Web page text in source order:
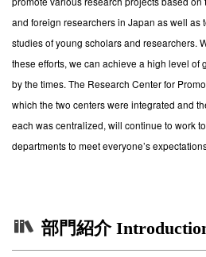
and foreign researchers in Japan as well as
studies of young scholars and researchers.
these efforts, we can achieve a high level of
by the times. The Research Center for
which the two centers were integrated and
each was centralized, will continue to work
departments to meet everyone’s
部門紹介